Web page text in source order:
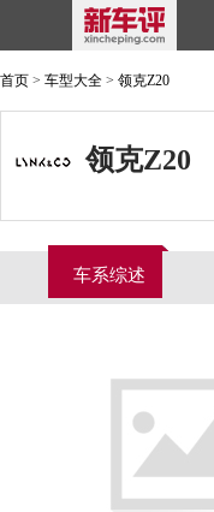
首页 > 车型大全 > 领克Z20
领克Z20
车系综述